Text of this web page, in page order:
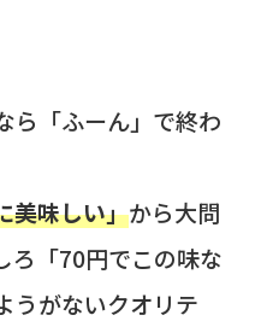
ら「ふーん」で終わ
美味しい」から大問
ろ「70円でこの味な
うがないクオリテ